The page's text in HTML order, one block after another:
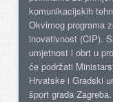
komunikacijskih
Okvirnog programa
inovativnost (CIP).
umjetnost i obrt u
će podržati
Hrvatske i Gradski
šport grada Zagreba.